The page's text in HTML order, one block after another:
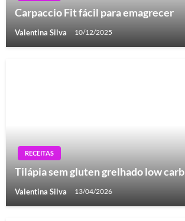
Carpaccio Fit fácil para emagrecer
Valentina Silva 10/12/2025
RECEITAS
Tilápia sem gluten grelhado low carb
Valentina Silva 13/04/2026